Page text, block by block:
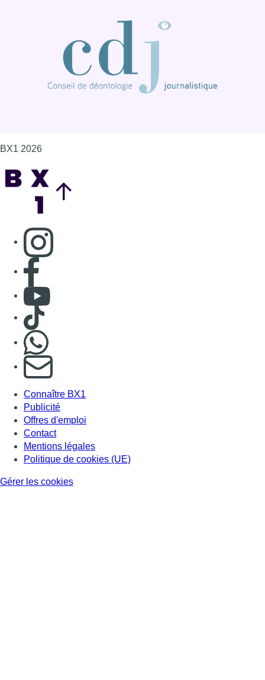
BX1 2026
Consulter page Instagram
Consulter page Facebook
Consulter Youtube
Consulter TikTok
S'abonner à notre newsletter
Connaître BX1
Publicité
Offres d'emploi
Contact
Mentions légales
Politique de cookies (UE)
Gérer les cookies